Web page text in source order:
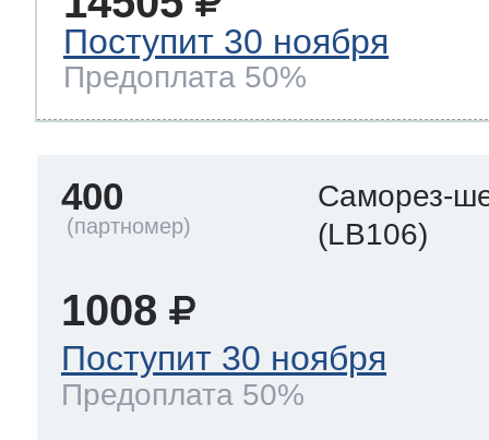
Поступит 30 ноября
Предоплата 50%
400
Саморез-
(LB106)
1008
Поступит 30 ноября
Предоплата 50%